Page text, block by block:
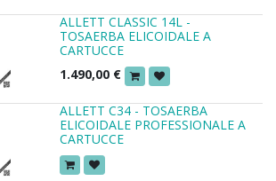
ALLETT CLASSIC 14L -
TOSAERBA ELICOIDALE A
CARTUCCE
1.490,00 €
ALLETT C34 - TOSAERBA
ELICOIDALE PROFESSIONALE A
CARTUCCE